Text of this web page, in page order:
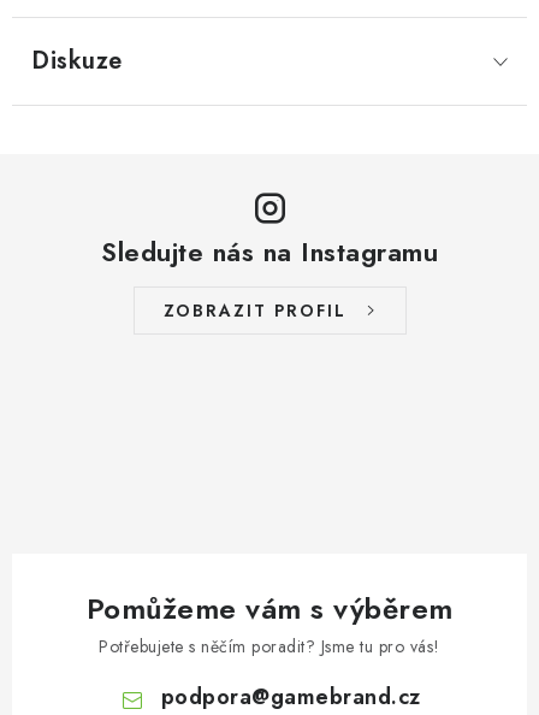
Diskuze
Sledujte nás na Instagramu
ZOBRAZIT PROFIL
Pomůžeme vám s výběrem
Potřebujete s něčím poradit? Jsme tu pro vás!
podpora@gamebrand.cz